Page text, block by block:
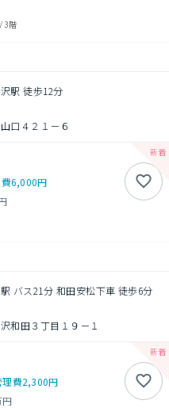
3階
駅 徒歩12分
口４２１－６
6,000円
バス21分 和田安松下車 徒歩6分
和田３丁目１９－１
理費2,300円
円